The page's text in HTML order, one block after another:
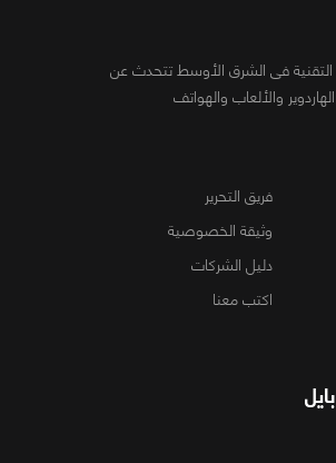
التقنية فى الشرق الأوسط تتحدث عن
والألعاب والهواتف
فريق التحرير
وثيقة الخصوصية
دليل الشركات
اكتب معنا